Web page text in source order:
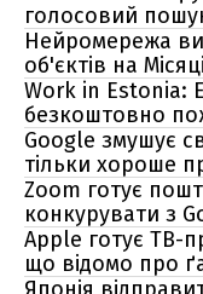
голосовий
Нейромережа
об'єктів на
Work in Estonia:
безкоштовно
Google змушує
тільки хороше
Zoom готує
конкурувати з
Apple готує ТВ-
що відомо про